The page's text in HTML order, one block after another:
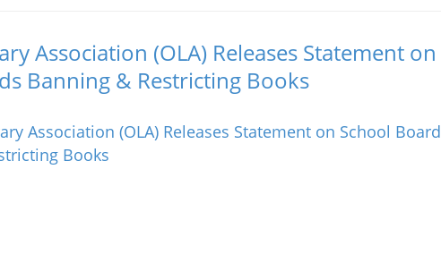
Association (OLA) Releases Statement on
Banning & Restricting Books